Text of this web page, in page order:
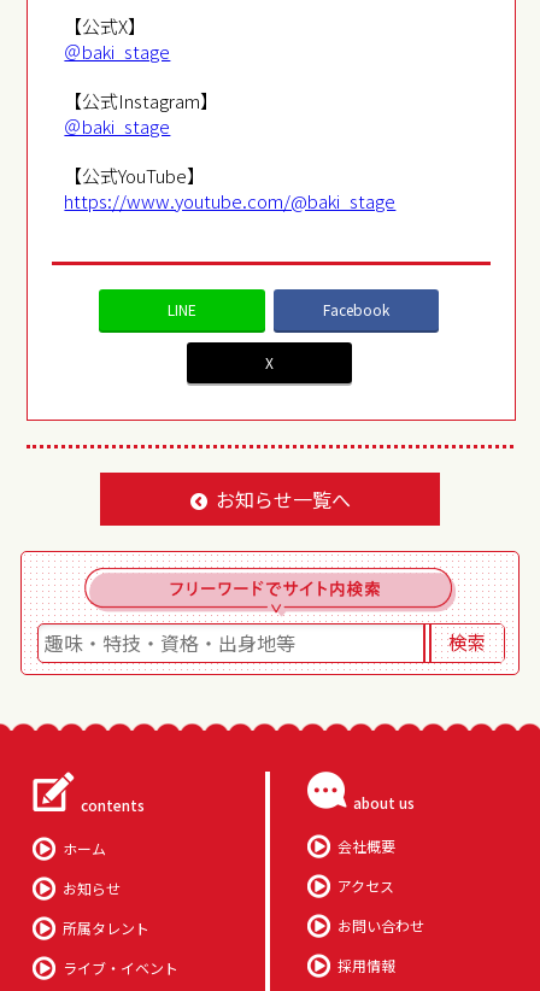
【公式X】
＠baki_stage
【公式Instagram】
＠baki_stage
【公式YouTube】
https://www.youtube.com/@baki_stage
LINE Facebook
X
お知らせ一覧へ
contents
ホーム
お知らせ
所属タレント
ライブ・イベント
about us
会社概要
アクセス
お問い合わせ
採用情報